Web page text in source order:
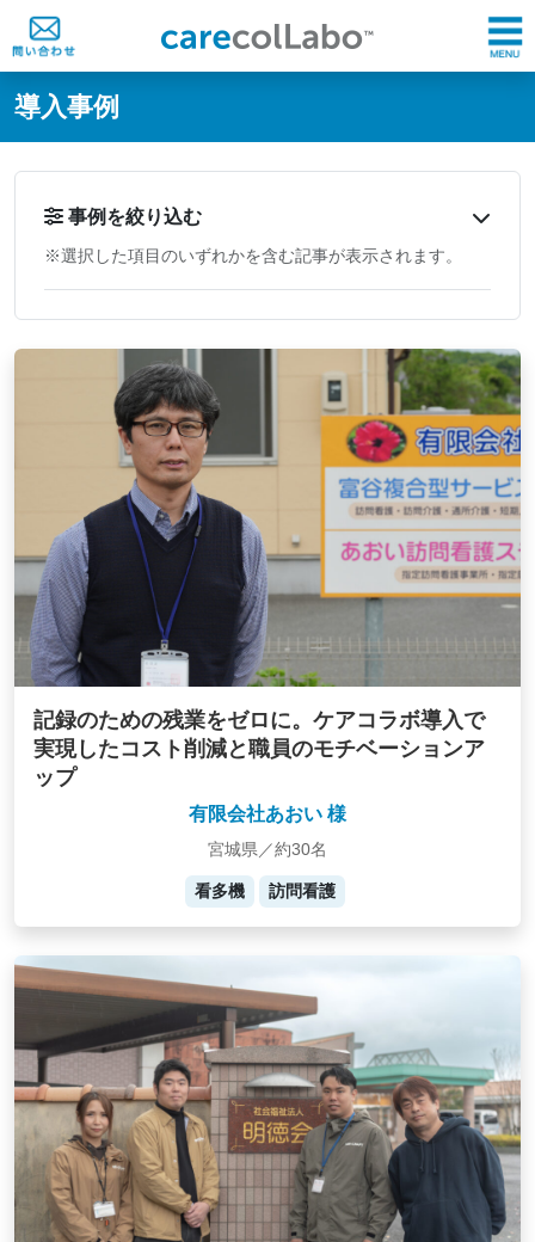
@ -0,0 +1,60 @@
導入事例
事例を絞り込む
※選択した項目のいずれかを含む記事が表示されます。
記録のための残業をゼロに。ケアコラボ導入で
実現したコスト削減と職員のモチベーションア
ップ
有限会社あおい 様
宮城県／約30名
看多機 訪問看護